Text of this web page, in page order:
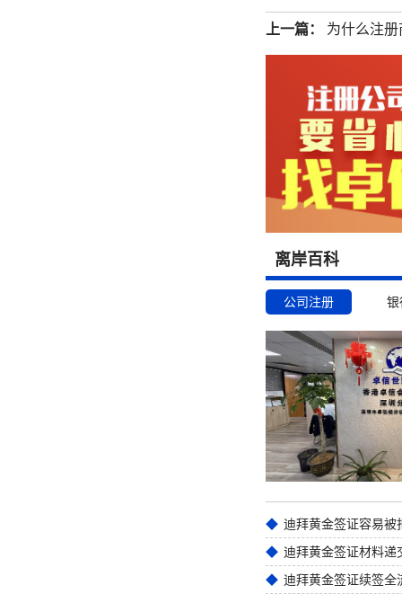
上一篇： 为什么注
离岸百科
公司注册 银
迪拜黄金签证材料递
迪拜黄金签证续签全